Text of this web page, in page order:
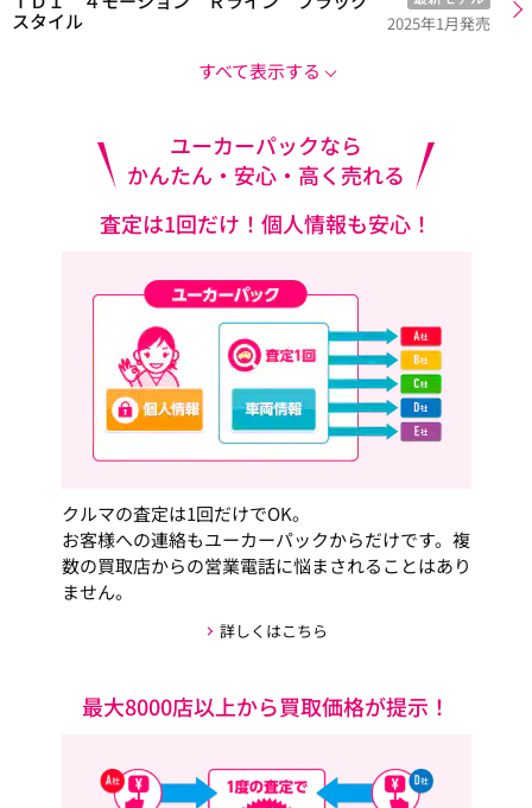
スタイル
2025年1月発売
すべて表示する
ユーカーパックなら
かんたん・安心・高く売れる
査定は1回だけ！個人情報も安心！
クルマの査定は1回だけでOK。
お客様への連絡もユーカーパックからだけです。複
数の買取店からの営業電話に悩まされることはあり
ません。
詳しくはこちら
最大8000店以上から買取価格が提示！